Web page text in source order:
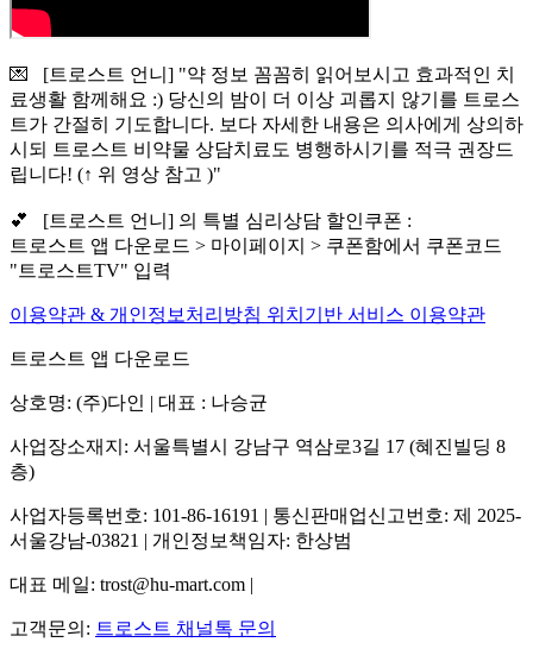
💌 [트로스트 언니] "약 정보 꼼꼼히 읽어보시고 효과적인 치
료생활 함께해요 :) 당신의 밤이 더 이상 괴롭지 않기를 트로스
트가 간절히 기도합니다. 보다 자세한 내용은 의사에게 상의하
시되 트로스트 비약물 상담치료도 병행하시기를 적극 권장드
립니다! (↑ 위 영상 참고 )"
💕 [트로스트 언니] 의 특별 심리상담 할인쿠폰 :
트로스트 앱 다운로드 > 마이페이지 > 쿠폰함에서 쿠폰코드
"트로스트TV" 입력
이용약관 & 개인정보처리방침 위치기반 서비스 이용약관
트로스트 앱 다운로드
상호명: (주)다인 | 대표 : 나승균
사업장소재지: 서울특별시 강남구 역삼로3길 17 (혜진빌딩 8
층)
사업자등록번호: 101-86-16191 | 통신판매업신고번호: 제 2025-
서울강남-03821 | 개인정보책임자: 한상범
대표 메일: trost@hu-mart.com |
고객문의: 트로스트 채널톡 문의